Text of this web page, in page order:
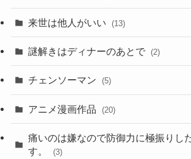
来世は他人がいい (13)
謎解きはディナーのあとで (2)
チェンソーマン (5)
アニメ漫画作品 (20)
痛いのは嫌なので防御力に極振りし
す。
(3)